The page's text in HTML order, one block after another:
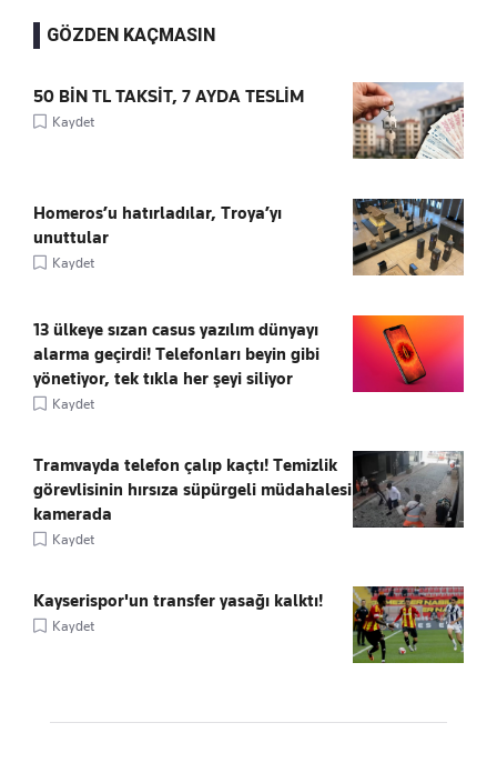
GÖZDEN KAÇMASIN
50 BİN TL TAKSİT, 7 AYDA TESLİM
Kaydet
Homeros’u hatırladılar, Troya’yı
unuttular
Kaydet
13 ülkeye sızan casus yazılım dünyayı
alarma geçirdi! Telefonları beyin gibi
yönetiyor, tek tıkla her şeyi siliyor
Kaydet
Tramvayda telefon çalıp kaçtı! Temizlik
görevlisinin hırsıza süpürgeli müdahalesi
kamerada
Kaydet
Kayserispor'un transfer yasağı kalktı!
Kaydet